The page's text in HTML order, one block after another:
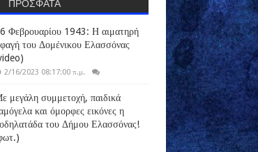
Φεβρουαρίου 1943: Η αιματηρή
του Δομένικου Ελασσόνας
2/16/2023 08:17:00 π.μ.
μεγάλη συμμετοχή, παιδικά
και όμορφες εικόνες η
του Δήμου Ελασσόνας!